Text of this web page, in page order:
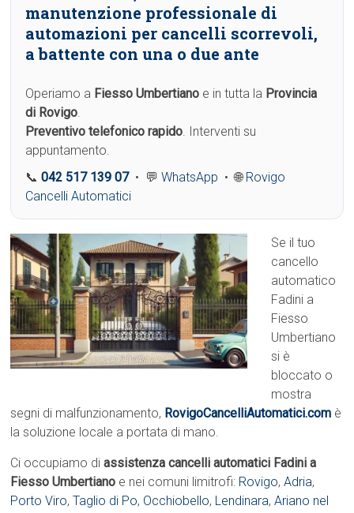
manutenzione professionale di
automazioni per cancelli scorrevoli,
a battente con una o due ante
Operiamo a Fiesso Umbertiano e in tutta la Provincia
di Rovigo.
Preventivo telefonico rapido. Interventi su
appuntamento.
📞042 517 139 07• 💬WhatsApp • 🌐 Rovigo
Cancelli Automatici
Se il tuo
cancello
automatico
Fadini a
Fiesso
Umbertiano
si è
bloccato o
mostra
segni di malfunzionamento, RovigoCancelliAutomatici.com è
la soluzione locale a portata di mano.
Ci occupiamo diassistenza cancelli automatici Fadini a
Fiesso Umbertiano e nei comuni limitrofi: Rovigo,Adria,
Porto Viro,Taglio di Po, Occhiobello, Lendinara,Ariano nel